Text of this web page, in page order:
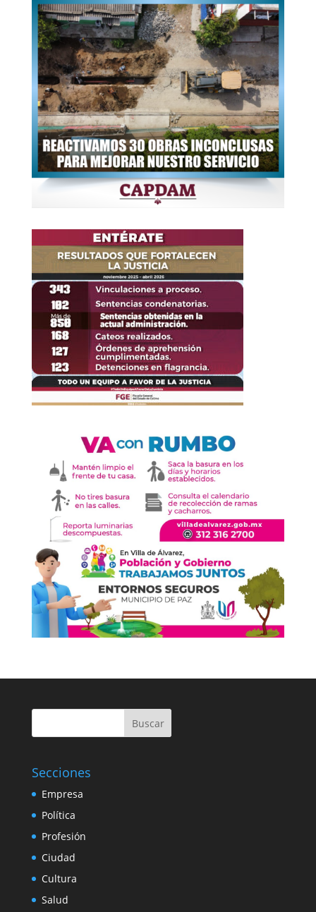
Buscar
Secciones
Empresa
Política
Profesión
Ciudad
Cultura
Salud